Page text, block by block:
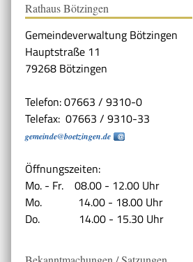
Rathaus Bötzingen
Gemeindeverwaltung Bötzingen
Hauptstraße 11
79268 Bötzingen
Telefon: 07663 / 9310-0
Telefax: 07663 / 9310-33
gemeinde@boetzingen.de
Öffnungszeiten:
Mo. - Fr. 08.00 - 12.00 Uhr
Mo. 14.00 - 18.00 Uhr
Do. 14.00 - 15.30 Uhr